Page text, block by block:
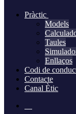
Pràctic
Models
Taules
Enllaços
Codi de
Contacte
Canal Ètic